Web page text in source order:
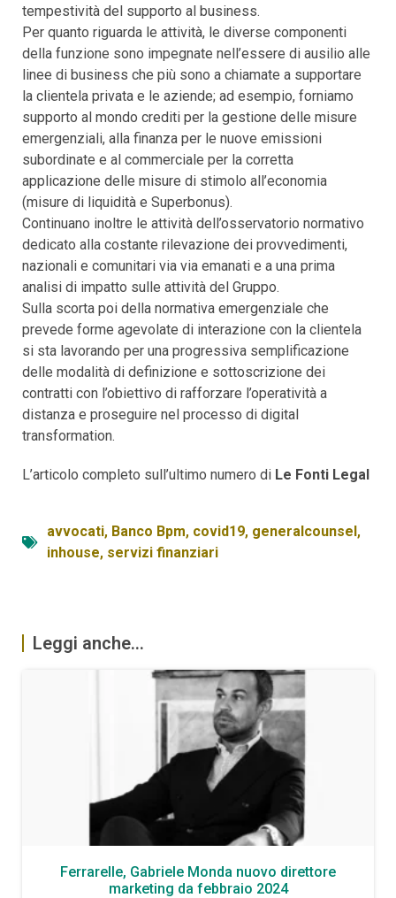
tempestività del supporto al business.
Per quanto riguarda le attività, le diverse componenti
della funzione sono impegnate nell’essere di ausilio alle
linee di business che più sono a chiamate a supportare
la clientela privata e le aziende; ad esempio, forniamo
supporto al mondo crediti per la gestione delle misure
emergenziali, alla finanza per le nuove emissioni
subordinate e al commerciale per la corretta
applicazione delle misure di stimolo all’economia
(misure di liquidità e Superbonus).
Continuano inoltre le attività dell’osservatorio normativo
dedicato alla costante rilevazione dei provvedimenti,
nazionali e comunitari via via emanati e a una prima
analisi di impatto sulle attività del Gruppo.
Sulla scorta poi della normativa emergenziale che
prevede forme agevolate di interazione con la clientela
si sta lavorando per una progressiva semplificazione
delle modalità di definizione e sottoscrizione dei
contratti con l’obiettivo di rafforzare l’operatività a
distanza e proseguire nel processo di digital
transformation.
L’articolo completo sull’ultimo numero di Le Fonti Legal
avvocati, Banco Bpm, covid19, generalcounsel,
inhouse, servizi finanziari
Leggi anche...
Ferrarelle, Gabriele Monda nuovo direttore
marketing da febbraio 2024